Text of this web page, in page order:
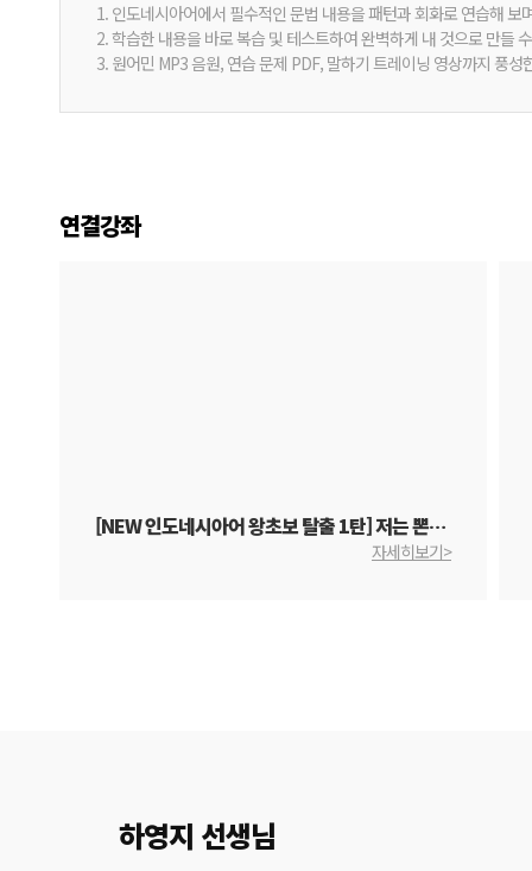
1. 인도네시아어에서 필수적인 문법 내용을 패턴과 회화로 연습해
2. 학습한 내용을 바로 복습 및 테스트하여 완벽하게 내 것으로 만들
3. 원어민 MP3 음원, 연습 문제 PDF, 말하기 트레이닝 영상까지 풍
연결강좌
[NEW 인도네시아어 왕초보 탈출 1탄] 저는 뽄독 인다에 살아요.
자세히보기>
하영지 선생님